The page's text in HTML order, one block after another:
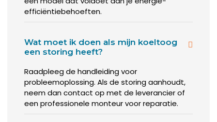
zonder plaatkoeling?
blijven uw producten langer vers. Én ze drogen niet uit, met
name in combinatie met een ‘steunverdamper’.
Koeltoonbanken die voorzien zijn van plaatkoeling, hebben
een veel stabielere klimaatbeheersing. Ook omdat de
luchtcirculatie veel kleiner is.
Vooral wanneer u vlees en/of vis verkoopt, is plaatkoeling
efficiëntiebehoeften.
Wat moet ik doen als mijn koeltoog
een storing heeft?
Raadpleeg de handleiding voor
probleemoplossing. Als de storing aanhoudt,
neem dan contact op met de leverancier of
een professionele monteur voor reparatie.